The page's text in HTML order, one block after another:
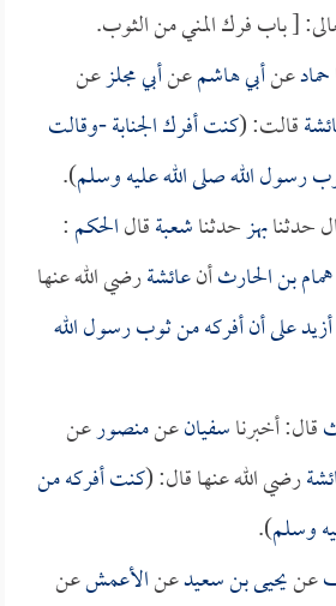
[ باب فرك المني من الثوب.
حمادعنأبي هاشمعنأبي مجلزعن
قالت: (كنت أفرك الجنابة -وقالت
رسول الله صلى الله عليه وسلم).
حدثنابهزحدثناشعبةقالالحكم:
همام بن الحارثأنعائشةرضي الله عنها
أزيد على أن أفركه من ثوب رسول الله
قال: أخبرناسفيانعنمنصورعن
رضي الله عنها قال: (كنت أفركه من
وسلم).
عنيحيى بن سعيدعنالأعمشعن